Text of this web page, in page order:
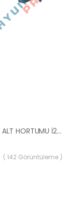
RADYATOR ALT HORTUMU İ20 BENZİNLİ 25411-4P050-YS
( 142 Görüntüleme )